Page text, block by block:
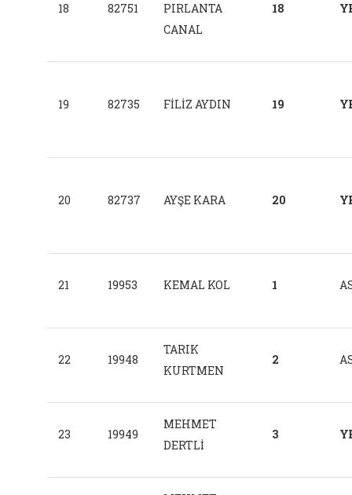
18 82751
PIRLANTA
CANAL
18
19 82735 FİLİZ AYDIN 19
20 82737 AYŞE KARA 20
21 19953 KEMAL KOL 1
22 19948
TARIK
KURTMEN
2
23 19949
MEHMET
DERTLİ
3